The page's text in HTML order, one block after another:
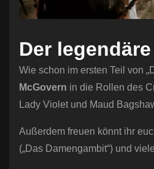
Der
Wie schon im ersten Teil von
McGovern in die Rollen des
Lady Violet und Maud
Außerdem freuen könnt ihr
(„Das Damengambit“) und